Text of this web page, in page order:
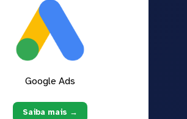
Google Ads
Saiba mais →